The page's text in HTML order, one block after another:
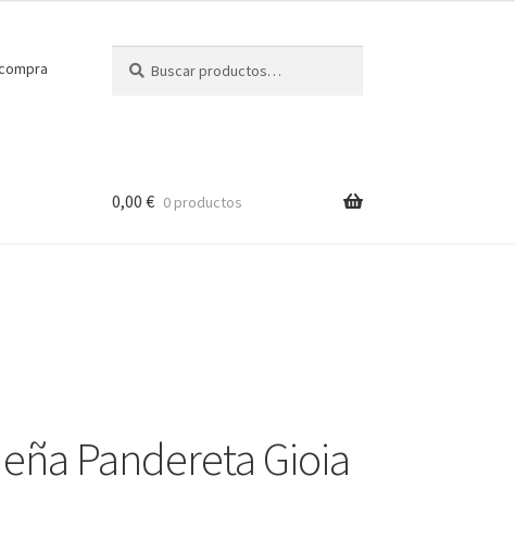
por:
0,00 € 0 productos
Pandereta Gioia